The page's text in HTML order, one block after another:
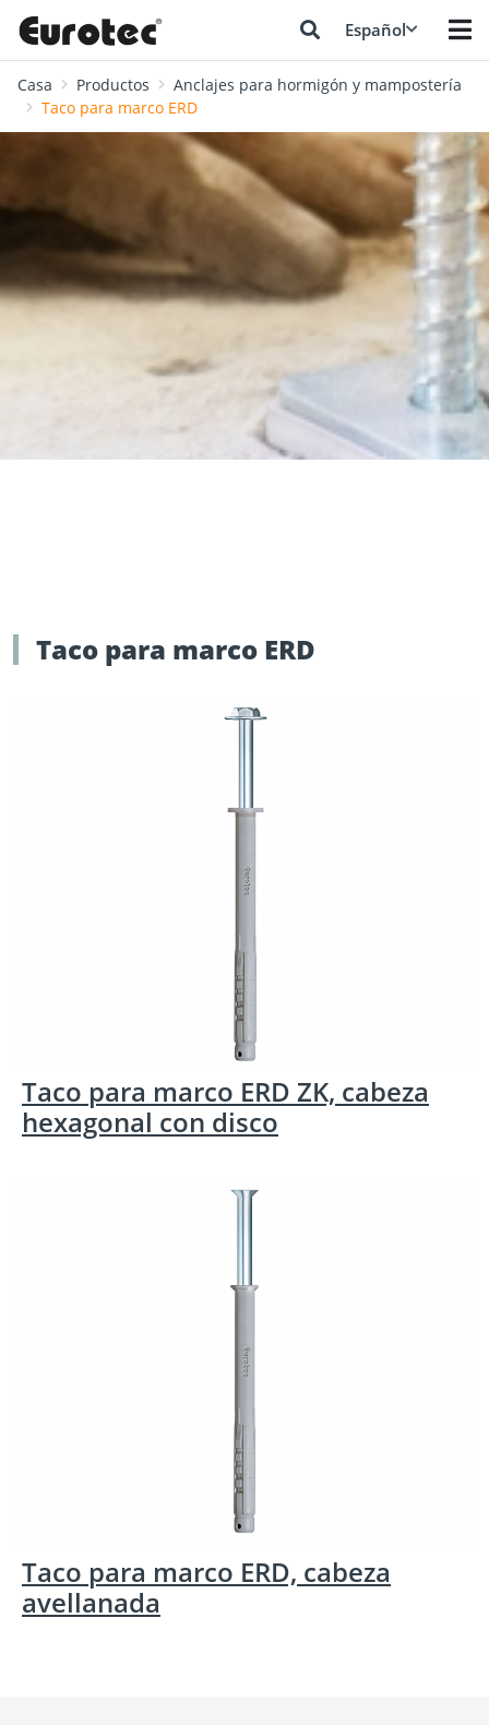
Español
Casa Productos
Anclajes para hormigón y mampostería
Taco para marco ERD
Taco para marco ERD
Taco para marco ERD ZK, cabeza
hexagonal con disco
Taco para marco ERD, cabeza
avellanada